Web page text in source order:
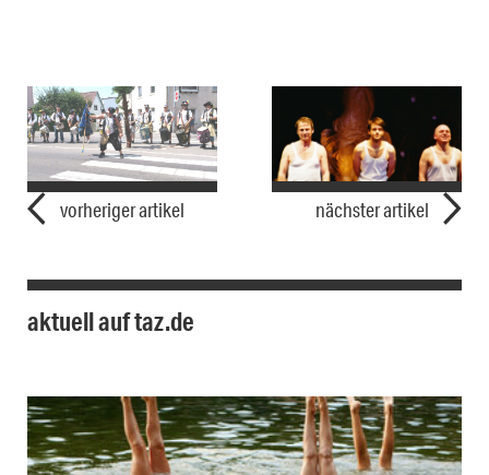
vorheriger artikel nächster artikel
aktuell auf taz.de